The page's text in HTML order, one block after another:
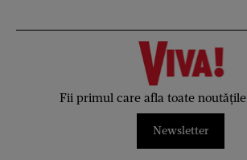
Fii primul care afla toate noutățile
Newsletter